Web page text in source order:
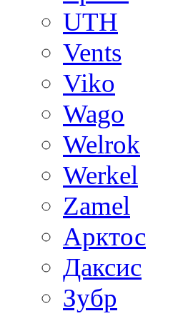
UTH
Vents
Viko
Wago
Welrok
Werkel
Zamel
Арктос
Даксис
Зубр